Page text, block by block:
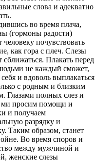
слова и адекватно
во время плача,
(гормоны радости)
почувствовать
как гора с плеч. Слезы
сближаться. Плакать перед
не каждый сможет,
и вдоволь выплакаться
с родным и близким
Глазами полных слез и
ми просим помощи и
и получаем
разрядку и
Таким образом, станет
Во время споров и
между мужчиной и
женские слезы